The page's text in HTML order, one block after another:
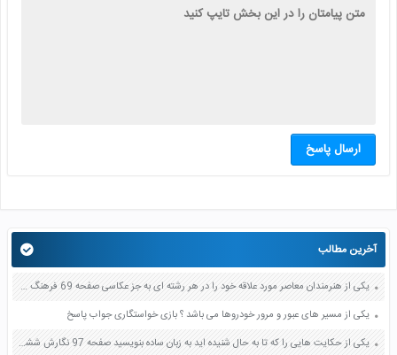
ارسال پاسخ
آخرین مطالب
یکی از هنرمندان معاصر مورد علاقه خود را در هر رشته ای به جز عکاسی صفحه 69 فرهنگ و هنر نهم
یکی از مسیر های عبور و مرور خودروها می باشد ؟ بازی خواستگاری جواب پاسخ
یکی از حکایت هایی را که تا به حال شنیده اید به زبان ساده بنویسید صفحه 97 نگارش ششم دبستان